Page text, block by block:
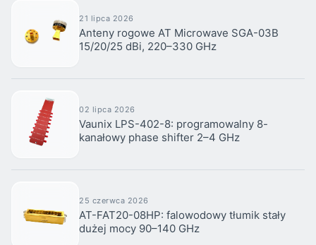
21 lipca 2026
Anteny rogowe AT Microwave SGA-03B
15/20/25 dBi, 220–330 GHz
02 lipca 2026
Vaunix LPS-402-8: programowalny 8-
kanałowy phase shifter 2–4 GHz
25 czerwca 2026
AT-FAT20-08HP: falowodowy tłumik stały
dużej mocy 90–140 GHz